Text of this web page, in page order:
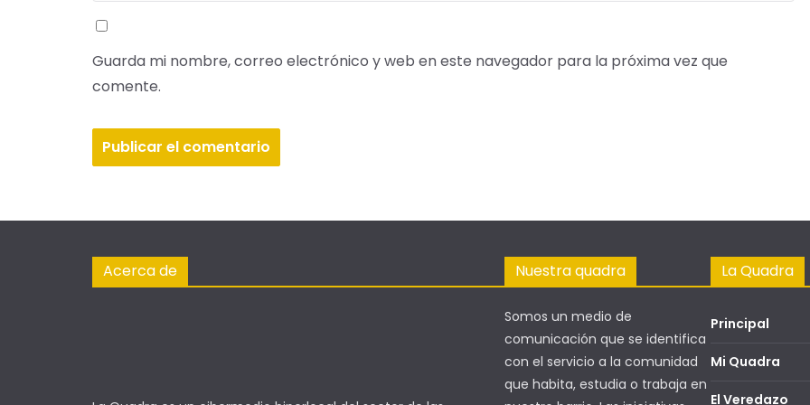
Guarda mi nombre, correo electrónico y web en este navegador para la próxima vez que
comente.
Acerca de Nuestra quadra
Somos un medio de
comunicación que se identifica
con el servicio a la comunidad
que habita, estudia o trabaja en
La Quadra
Principal
Mi Quadra
El Veredazo